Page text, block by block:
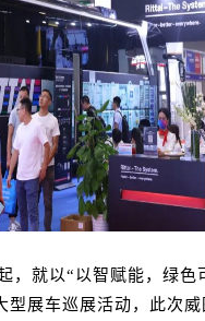
，就以“以智赋能，绿色
型展车巡展活动，此次威